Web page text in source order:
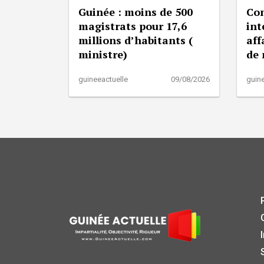
Guinée : moins de 500
magistrats pour 17,6
millions d’habitants (
ministre)
guineeactuelle 09/08/2026
de